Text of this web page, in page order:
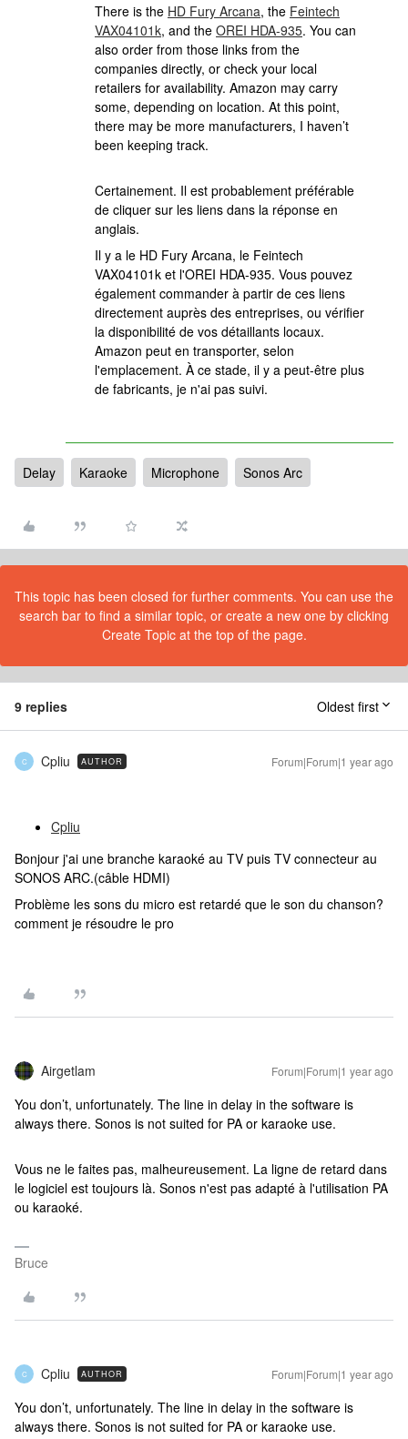
There is the HD Fury Arcana, the Feintech
VAX04101k, and the OREI HDA-935. You can
also order from those links from the
companies directly, or check your local
retailers for availability. Amazon may carry
some, depending on location. At this point,
there may be more manufacturers, I haven’t
been keeping track.
Certainement. Il est probablement préférable
de cliquer sur les liens dans la réponse en
anglais.
Il y a le HD Fury Arcana, le Feintech
VAX04101k et l'OREI HDA-935. Vous pouvez
également commander à partir de ces liens
directement auprès des entreprises, ou vérifier
la disponibilité de vos détaillants locaux.
Amazon peut en transporter, selon
l'emplacement. À ce stade, il y a peut-être plus
de fabricants, je n'ai pas suivi.
Delay Karaoke Microphone Sonos Arc
This topic has been closed for further comments. You can use the
search bar to find a similar topic, or create a new one by clicking
Create Topic at the top of the page.
9 replies Oldest first
C Cpliu AUTHOR Forum|Forum|1 year ago
Cpliu
Bonjour j'ai une branche karaoké au TV puis TV connecteur au
SONOS ARC.(câble HDMI)
Problème les sons du micro est retardé que le son du chanson?
comment je résoudre le pro
Airgetlam Forum|Forum|1 year ago
You don’t, unfortunately. The line in delay in the software is
always there. Sonos is not suited for PA or karaoke use.
Vous ne le faites pas, malheureusement. La ligne de retard dans
le logiciel est toujours là. Sonos n'est pas adapté à l'utilisation PA
ou karaoké.
Bruce
C Cpliu AUTHOR Forum|Forum|1 year ago
You don’t, unfortunately. The line in delay in the software is
always there. Sonos is not suited for PA or karaoke use.